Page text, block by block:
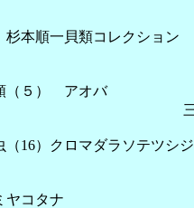
介（16） 杉本
（５） アオバ
宅
の昆虫（16）
コタナ